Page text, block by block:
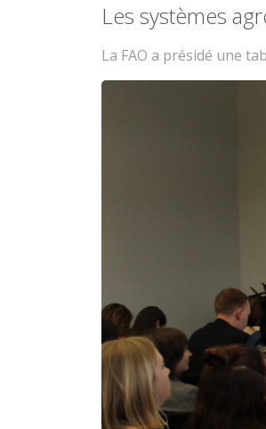
Les systèmes
La FAO a présidé une